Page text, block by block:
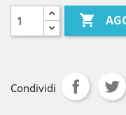

Condividi